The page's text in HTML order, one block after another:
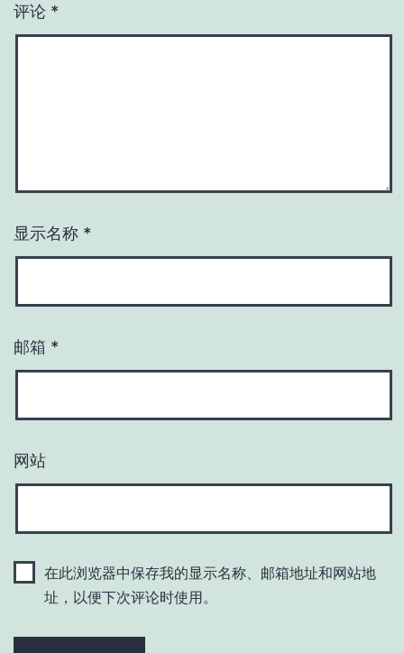
评论 *
显示名称 *
邮箱 *
网站
在此浏览器中保存我的显示名称、邮箱地址和网站地
址，以便下次评论时使用。